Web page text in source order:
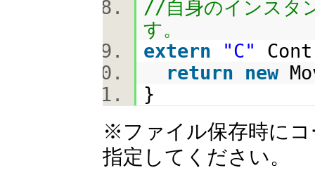
//自身のインスタ
extern
"C"
return
new
}
※ファイル保存時に
指定してください。